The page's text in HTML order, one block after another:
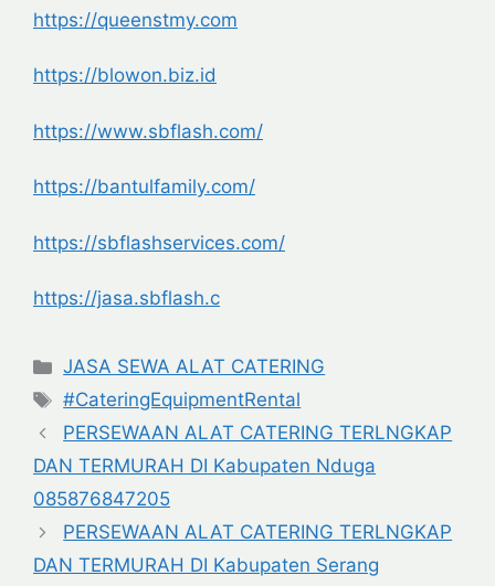
https://queenstmy.com
https://blowon.biz.id
https://www.sbflash.com/
https://bantulfamily.com/
https://sbflashservices.com/
https://jasa.sbflash.c
Categories
JASA SEWA ALAT CATERING
Tags
#CateringEquipmentRental
PERSEWAAN ALAT CATERING TERLNGKAP
DAN TERMURAH DI Kabupaten Nduga
085876847205
PERSEWAAN ALAT CATERING TERLNGKAP
DAN TERMURAH DI Kabupaten Serang